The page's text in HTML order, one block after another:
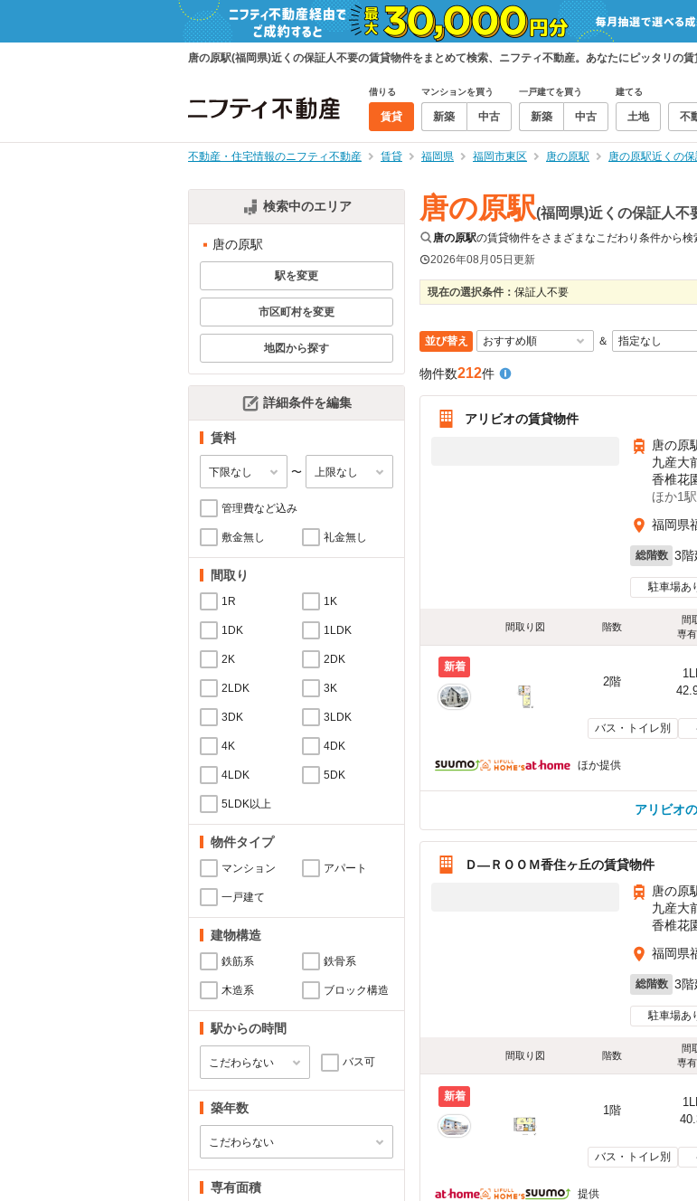
唐の原駅(福岡県)近くの保証人不要の賃貸物件をまとめて検索、ニフティ不動産。あなたにピッタリの賃
借りる
賃貸
マンションを買う
新築 中古
一戸建てを買う
新築 中古
建てる
土地 不
不動産・住宅情報のニフティ不動産 賃貸 福岡県 福岡市東区 唐の原駅 唐の原駅近くの
検索中のエリア
唐の原駅
駅を変更
市区町村を変更
地図から探す
詳細条件を編集
賃料
〜
管理費など込み
敷金無し 礼金無し
間取り
1R 1K
1DK 1LDK
2K 2DK
2LDK 3K
3DK 3LDK
4K 4DK
4LDK 5DK
5LDK以上
物件タイプ
マンション アパート
一戸建て
建物構造
鉄筋系 鉄骨系
木造系 ブロック構造
駅からの時間
バス可
築年数
専有面積
唐の原駅(福岡県)近くの保証人不
唐の原駅の賃貸物件をさまざまなこだわり条件から検
2026年08月05日更新
現在の選択条件： 保証人不要
並び替え ＆
物件数212件
アリビオの賃貸物件
唐の原
九産大
香椎花
ほか1駅
福岡県
総階数 3階
駐車場あ
間取り図 階数
間
専
新着
2階
バス・トイレ別
ほか提供
アリビオ
Ｄ—ＲＯＯＭ香住ヶ丘の賃貸物件
唐の原
九産大
香椎花
福岡県
総階数 3階
駐車場あ
間取り図 階数
間
専
新着
1階
バス・トイレ別
提供